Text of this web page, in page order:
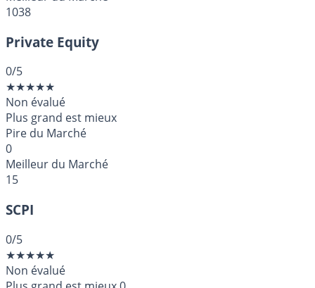
1038
Private Equity
0/5
★★★★★
Non évalué
Plus grand est mieux
Pire du Marché
0
Meilleur du Marché
15
SCPI
0/5
★★★★★
Non évalué